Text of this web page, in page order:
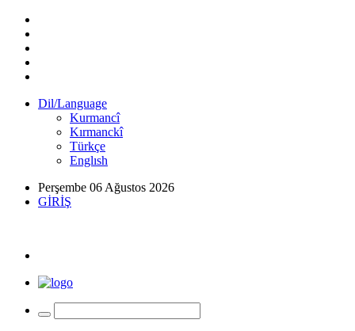
Dil/Language
Kurmancî
Kırmanckî
Türkçe
Englısh
Perşembe 06 Ağustos 2026
GİRİŞ